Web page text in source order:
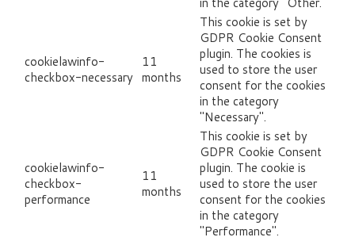
cookielawinfo-
checkbox-necessary
11
months
This cookie is set by
GDPR Cookie Consent
plugin. The cookies is
used to store the user
consent for the cookies
in the category
"Necessary".
cookielawinfo-
checkbox-
performance
11
months
This cookie is set by
GDPR Cookie Consent
plugin. The cookie is
used to store the user
consent for the cookies
in the category
"Performance".